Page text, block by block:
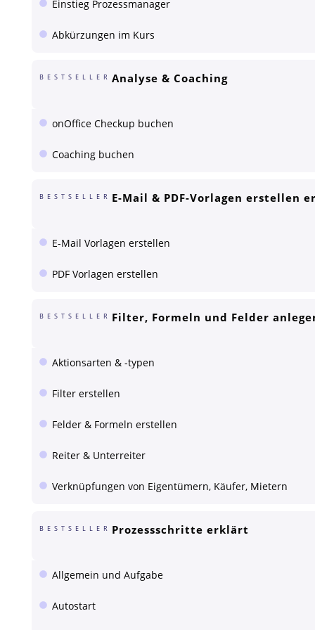
Einstieg Prozessmanager
Abkürzungen im Kurs
BESTSELLER Analyse & Coaching
onOffice Checkup buchen
Coaching buchen
BESTSELLER E-Mail & PDF-Vorlagen erstellen
E-Mail Vorlagen erstellen
PDF Vorlagen erstellen
BESTSELLER Filter, Formeln und Felder
Aktionsarten & -typen
Filter erstellen
Felder & Formeln erstellen
Reiter & Unterreiter
Verknüpfungen von Eigentümern, Käufer, Mietern
BESTSELLER Prozessschritte erklärt
Allgemein und Aufgabe
Autostart